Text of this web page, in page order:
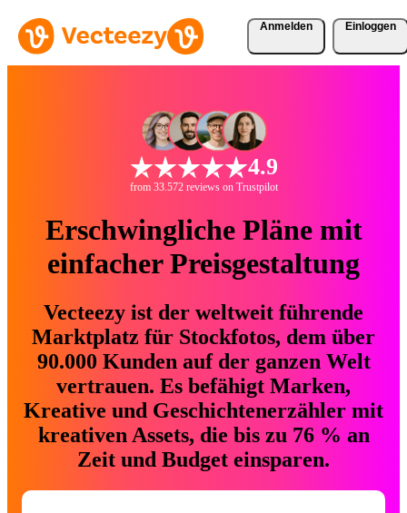
Anmelden Einloggen
4.9
from 33.572 reviews on Trustpilot
Erschwingliche Pläne mit
einfacher Preisgestaltung
Vecteezy ist der weltweit führende
Marktplatz für Stockfotos, dem über
90.000 Kunden auf der ganzen Welt
vertrauen. Es befähigt Marken,
Kreative und Geschichtenerzähler mit
kreativen Assets, die bis zu 76 % an
Zeit und Budget einsparen.